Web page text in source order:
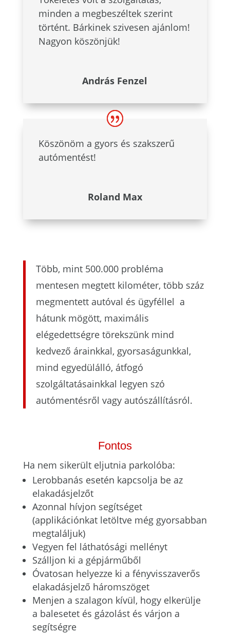
minden a megbeszéltek szerint
történt. Bárkinek szivesen ajánlom!
Nagyon köszönjük!
András Fenzel
Köszönöm a gyors és szakszerű
autómentést!
Roland Max
Több, mint 500.000 probléma
mentesen megtett kilométer, több száz
megmentett autóval és ügyféllel a
hátunk mögött, maximális
elégedettségre törekszünk mind
kedvező árainkkal, gyorsaságunkkal,
mind egyedülálló, átfogó
szolgáltatásainkkal legyen szó
autómentésről vagy autószállításról.
Fontos
Ha nem sikerült eljutnia parkolóba:
Lerobbanás esetén kapcsolja be az
elakadásjelzőt
Azonnal hívjon segítséget
(applikációnkat letöltve még gyorsabban
megtaláljuk)
Vegyen fel láthatósági mellényt
Szálljon ki a gépjárműből
Óvatosan helyezze ki a fényvisszaverős
elakadásjelző háromszöget
Menjen a szalagon kívül, hogy elkerülje
a balesetet és gázolást és várjon a
segítségre